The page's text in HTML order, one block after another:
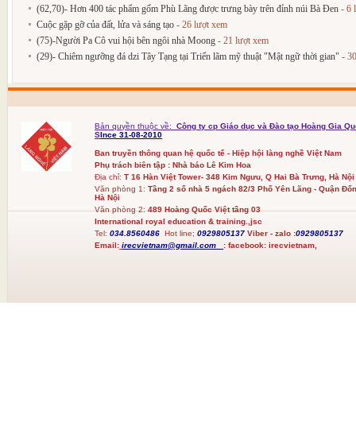
(62,70)- Hơn 400 tác phẩm gốm Phù Lãng được trưng bày trên đỉnh núi Bà Đen - 6
Cuộc gặp gỡ của đất, lửa và sáng tạo - 26 lượt xem
(75)-Người Pa Cô vui hội bên ngôi nhà Moong - 21 lượt xem
(29)- Chiêm ngưỡng đá dzi Tây Tạng tại Triển lãm mỹ thuật "Mật ngữ thời gian" -
Bản quyền thuộc về:
Công ty cp Giáo dục và Đào tạo Hoàng Gia
SInce 31-08-2010
Ban truyền thông quan hệ quốc tế - Hiệp hội làng nghề Việt Nam
Phụ trách biên tập : Nhà báo Lê Kim Hoa
Địa chỉ: T 16 Hàn Việt Tower- 348 Kim Ngưu, Q Hai Bà Trưng, Hà Nội
Văn phòng 1:Tầng 2 số nhà 5 ngách 82/3 Phố Yên Lãng - Quận
Hà Nội
Văn phòng 2:489 Hoàng Quốc Việt tầng 03
International royal education & training.,jsc
Tel:034.8560486Hot line; 0929805137 Viber - zalo :0929805137
Email: irecvietnam@gmail.com :facebook: irecvietnam,